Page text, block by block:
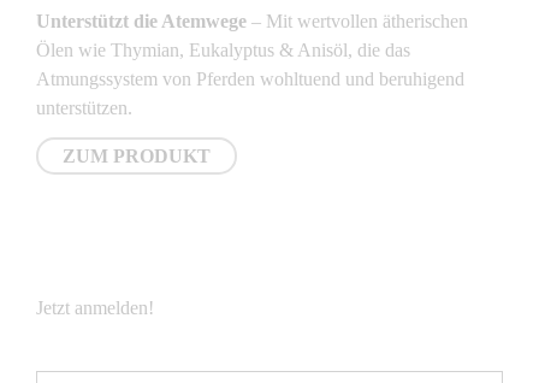
Unterstützt die Atemwege – Mit wertvollen ätherischen
Ölen wie Thymian, Eukalyptus & Anisöl, die das
Atmungssystem von Pferden wohltuend und beruhigend
unterstützen.
ZUM PRODUKT
Jetzt anmelden!